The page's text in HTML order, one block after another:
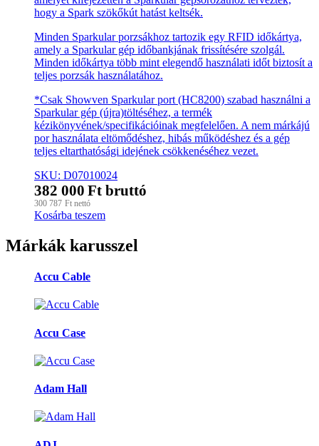
hogy a Spark szökőkút hatást keltsék.
Minden Sparkular porzsákhoz tartozik egy RFID időkártya,
amely a Sparkular gép időbankjának frissítésére szolgál.
Minden időkártya több mint elegendő használati időt biztosít a
teljes porzsák használatához.
*Csak Showven Sparkular port (HC8200) szabad használni a
Sparkular gép (újra)töltéséhez, a termék
kézikönyvének/specifikációinak megfelelően. A nem márkájú
por használata eltömődéshez, hibás működéshez és a gép
teljes eltarthatósági idejének csökkenéséhez vezet.
SKU: D07010024
382 000 Ft bruttó
300 787 Ft nettó
Kosárba teszem
Márkák karusszel
Accu Cable
Accu Case
Adam Hall